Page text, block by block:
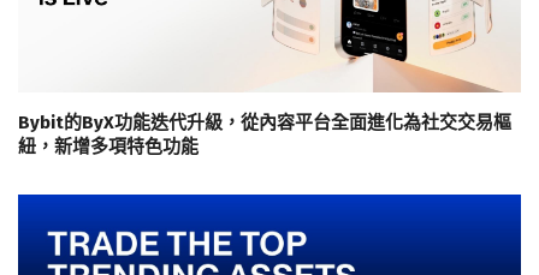
Bybit的ByX功能迭代升級，從內容平台全面進化為社交交易樞
紐，新增多項特色功能